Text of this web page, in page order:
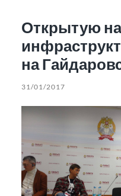
Открытую
на
31/01/2017